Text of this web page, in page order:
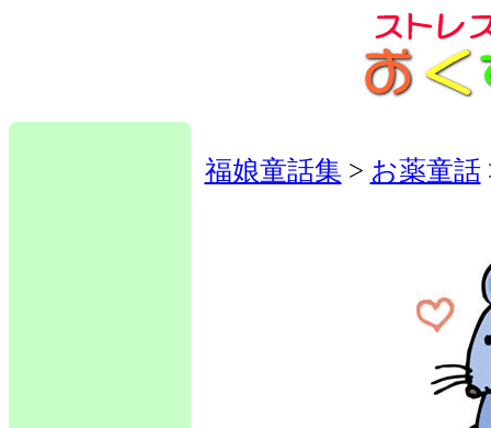
福娘童話集 > お薬童話